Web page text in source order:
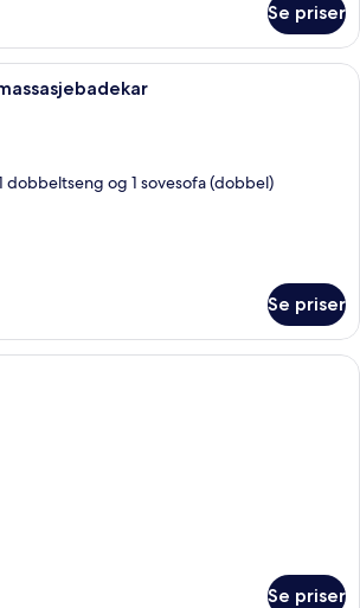
Se priser
Leilighet – deluxe,
dobbeltseng og 1 sovesofa (dobbel)
Se priser
1 soverom, sengetøy av topp
Se priser